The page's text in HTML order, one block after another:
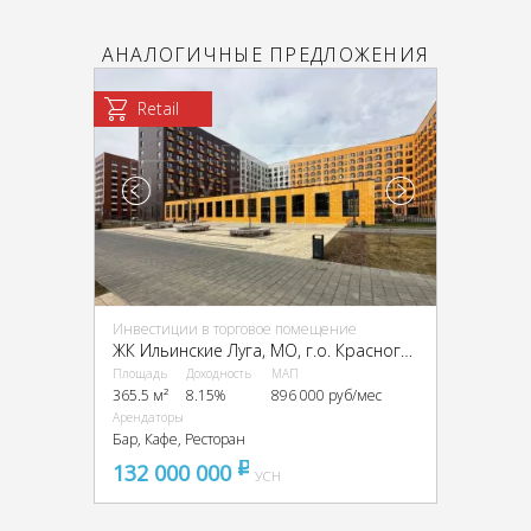
АНАЛОГИЧНЫЕ ПРЕДЛОЖЕНИЯ
Retail
Инвестиции в торговое помещение
ЖК Ильинские Луга, МО, г.о. Красногорск., пос. Ильинское-Усово, Заповедная ул., 13
Площадь
365.5 м²
Доходность
8.15%
МАП
896 000 руб/мес
Арендаторы
Бар, Кафе, Ресторан
132 000 000 pуб
УСН